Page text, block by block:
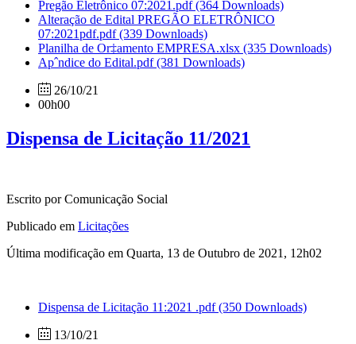
Pregão Eletrônico 07:2021.pdf(364 Downloads)
Alteração de Edital PREGÃO ELETRÔNICO
07:2021pdf.pdf(339 Downloads)
Planilha de Or‡amento EMPRESA.xlsx (335 Downloads)
Apˆndice do Edital.pdf(381 Downloads)
26/10/21
00h00
Dispensa de Licitação 11/2021
Escrito por Comunicação Social
Publicado em Licitações
Última modificação em Quarta, 13 de Outubro de 2021, 12h02
Dispensa de Licitação 11:2021 .pdf(350 Downloads)
13/10/21